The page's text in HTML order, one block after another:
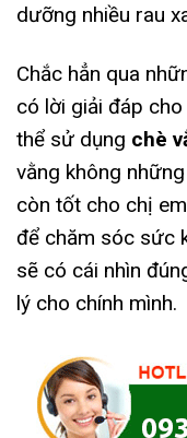
dưỡng nhiều rau
Chắc hẳn qua
có lời giải đáp
thể sử dụng chè
vằng không
còn tốt cho chị
để chăm sóc sức
sẽ có cái nhìn
lý cho chính mình.